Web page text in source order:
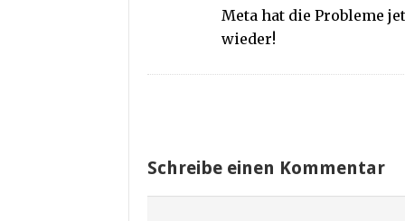
Meta hat die Probleme
wieder!
Schreibe einen Kommentar